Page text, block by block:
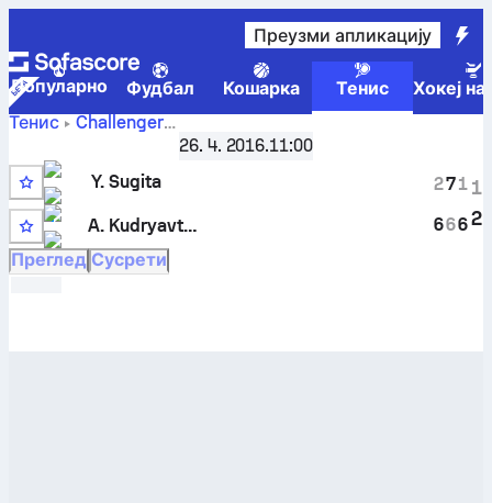
Преузми апликацију
Популарно Фудбал Кошарка Тенис
Хокеј
Тенис
Challenger
Taipei, Chinese Taipei,Коло најбољих 32
Sugita-
резултати међусобних сусрета
26. 4. 2016.11:00
4
Y. Sugita
A. Kudryavtsev
2
6
7
6
1
6
1
2
Преглед Сусрети